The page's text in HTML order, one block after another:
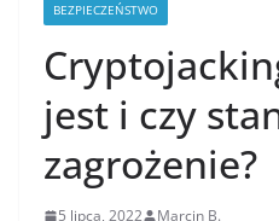
BEZPIECZEŃSTWO
jest i czy
zagrożenie?
5 lipca, 2022 Marcin B.